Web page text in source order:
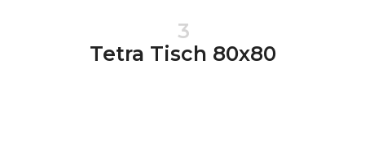
3
Tetra Tisch 80x80